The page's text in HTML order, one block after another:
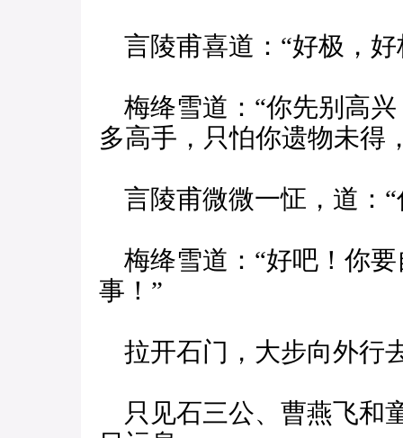
言陵甫喜道：“好极，好
梅绛雪道：“你先别高
多高手，只怕你遗物未得
言陵甫微微一怔，道：“
梅绛雪道：“好吧！你
事！”
拉开石门，大步向外行
只见石三公、曹燕飞和